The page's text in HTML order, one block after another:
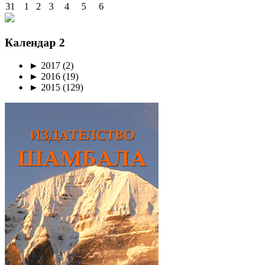
31
1 2 3 4 5 6
Календар 2
► 2017 (2)
► 2016 (19)
► 2015 (129)